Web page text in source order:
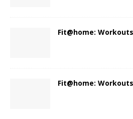
Fit@home:
Fit@home: